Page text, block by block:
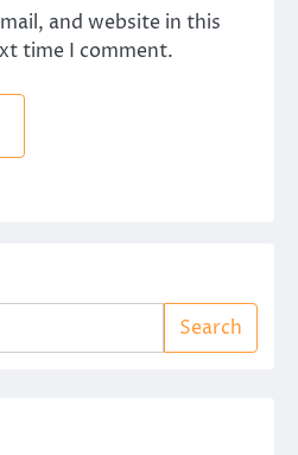
and website in this
time I comment.
Search